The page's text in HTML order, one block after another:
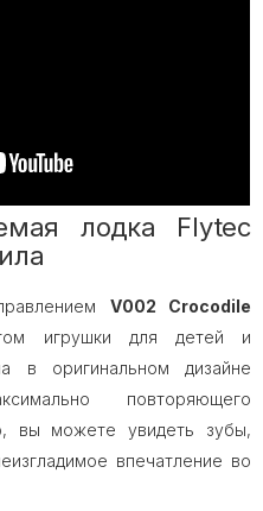
лодка Flytec
V002 Crocodile
игрушки для детей и
в оригинальном дизайне
повторяющего
вы можете увидеть зубы,
впечатление во